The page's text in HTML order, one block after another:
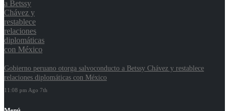
Gobierno peruano otorga salvoconducto a Betssy Chávez y restablece
relaciones diplomáticas con México
11:08 pm Ago 7th